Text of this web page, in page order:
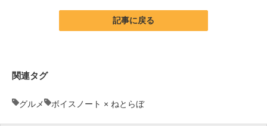
ITエンジニア向け専門サイト
企業向けIT製品の総合サイト
記事に戻る
関連タグ
グルメ ボイスノート × ねとらぼ